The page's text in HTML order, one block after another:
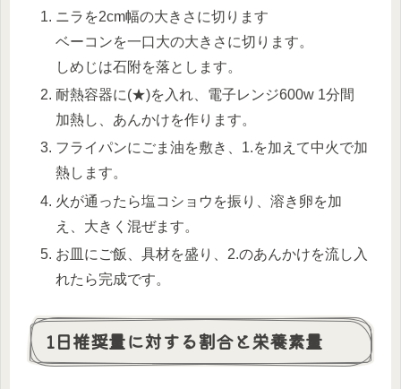
ニラを2cm幅の大きさに切ります
ベーコンを一口大の大きさに切ります。
しめじは石附を落とします。
耐熱容器に(★)を入れ、電子レンジ600w 1分間
加熱し、あんかけを作ります。
フライパンにごま油を敷き、1.を加えて中火で加
熱します。
火が通ったら塩コショウを振り、溶き卵を加
え、大きく混ぜます。
お皿にご飯、具材を盛り、2.のあんかけを流し入
れたら完成です。
1日推奨量に対する割合と栄養素量